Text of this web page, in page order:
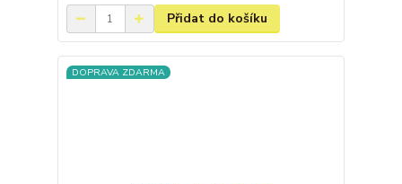
Přidat do košíku
DOPRAVA ZDARMA